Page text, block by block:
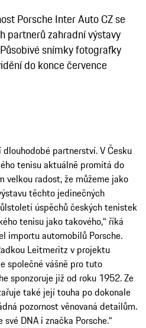
Porsche Inter Auto CZ se
partnerů zahradní výstavy
snímky fotografky
do konce července
partnerství. V Česku
tenisu aktuálně promítá do
velkou radost, že můžeme jako
těchto jedinečných
úspěchů českých tenistek
tenisu jako takového,“ říká
importu automobilů Porsche.
Leitmeritz v projektu
společné vášně pro tuto
sponzoruje již od roku 1952. Ze
také její touha po dokonale
pozornost věnovaná detailům.
DNA i značka Porsche.“